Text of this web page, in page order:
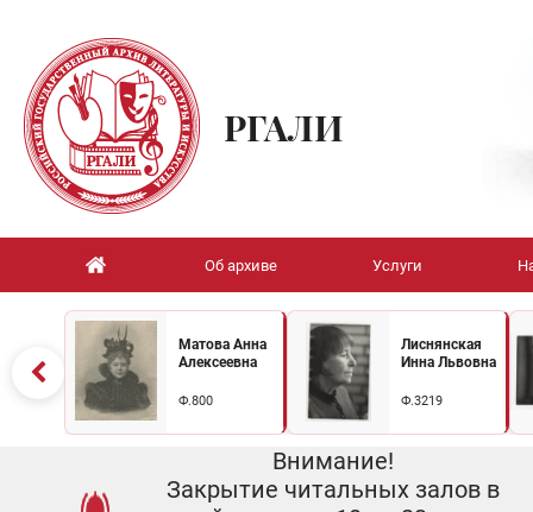
РГАЛИ
Об архиве Услуги
Матова Анна
Алексеевна
Ф.800
Лиснянская
Инна Львовна
Ф.3219
Внимание!
Закрытие читальных залов в